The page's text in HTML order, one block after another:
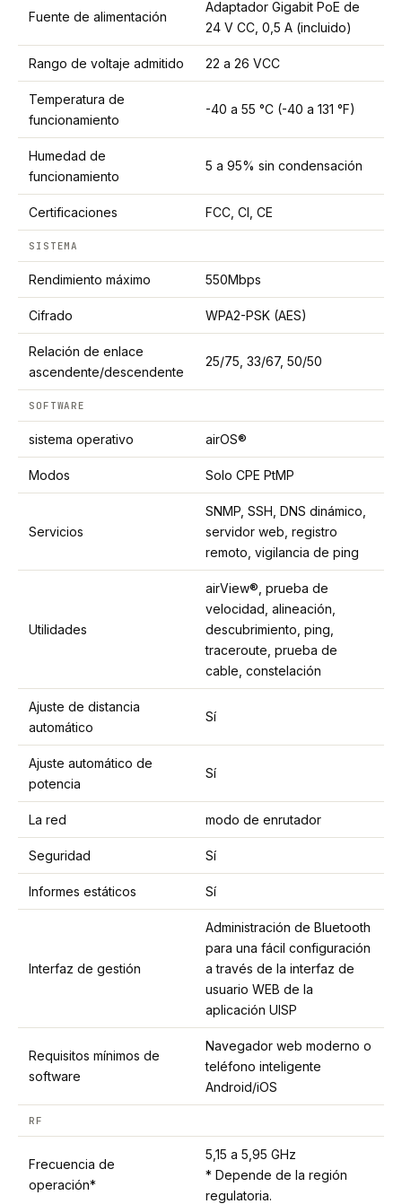
Fuente de alimentación
Adaptador Gigabit PoE de
24 V CC, 0,5 A (incluido)
Rango de voltaje admitido 22 a 26 VCC
Temperatura de
funcionamiento
-40 a 55 °C (-40 a 131 °F)
Humedad de
funcionamiento
5 a 95% sin condensación
Certificaciones FCC, CI, CE
SISTEMA
Rendimiento máximo 550Mbps
Cifrado WPA2-PSK (AES)
Relación de enlace
ascendente/descendente
25/75, 33/67, 50/50
SOFTWARE
sistema operativo airOS®
Modos Solo CPE PtMP
Servicios
SNMP, SSH, DNS dinámico,
servidor web, registro
remoto, vigilancia de ping
Utilidades
airView®, prueba de
velocidad, alineación,
descubrimiento, ping,
traceroute, prueba de
cable, constelación
Ajuste de distancia
automático
Sí
Ajuste automático de
potencia
Sí
La red modo de enrutador
Seguridad Sí
Informes estáticos Sí
Interfaz de gestión
Administración de Bluetooth
para una fácil configuración
a través de la interfaz de
usuario WEB de la
aplicación UISP
Requisitos mínimos de
software
Navegador web moderno o
teléfono inteligente
Android/iOS
RF
Frecuencia de
operación*
5,15 a 5,95 GHz
* Depende de la región
regulatoria.